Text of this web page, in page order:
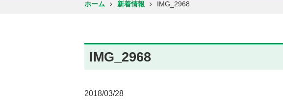
ホーム 新着情報 IMG_2968
IMG_2968
2018/03/28